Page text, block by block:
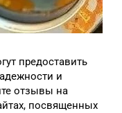
предоставить
и
отзывы на
посвященных